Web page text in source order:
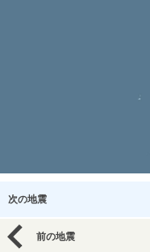
次の地震
前の地震